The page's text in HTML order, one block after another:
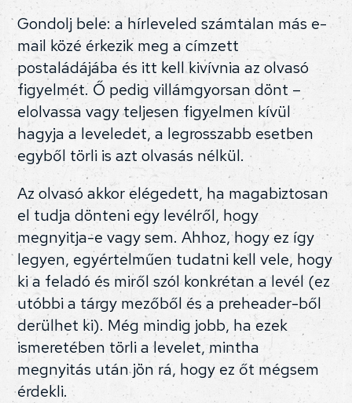
Gondolj bele: a hírleveled számtalan más e-
mail közé érkezik meg a címzett
postaládájába és itt kell kivívnia az olvasó
figyelmét. Ő pedig villámgyorsan dönt –
elolvassa vagy teljesen figyelmen kívül
hagyja a leveledet, a legrosszabb esetben
egyből törli is azt olvasás nélkül.
Az olvasó akkor elégedett, ha magabiztosan
el tudja dönteni egy levélről, hogy
megnyitja-e vagy sem. Ahhoz, hogy ez így
legyen, egyértelműen tudatni kell vele, hogy
ki a feladó és miről szól konkrétan a levél (ez
utóbbi a tárgy mezőből és a preheader-ből
derülhet ki). Még mindig jobb, ha ezek
ismeretében törli a levelet, mintha
megnyitás után jön rá, hogy ez őt mégsem
érdekli.